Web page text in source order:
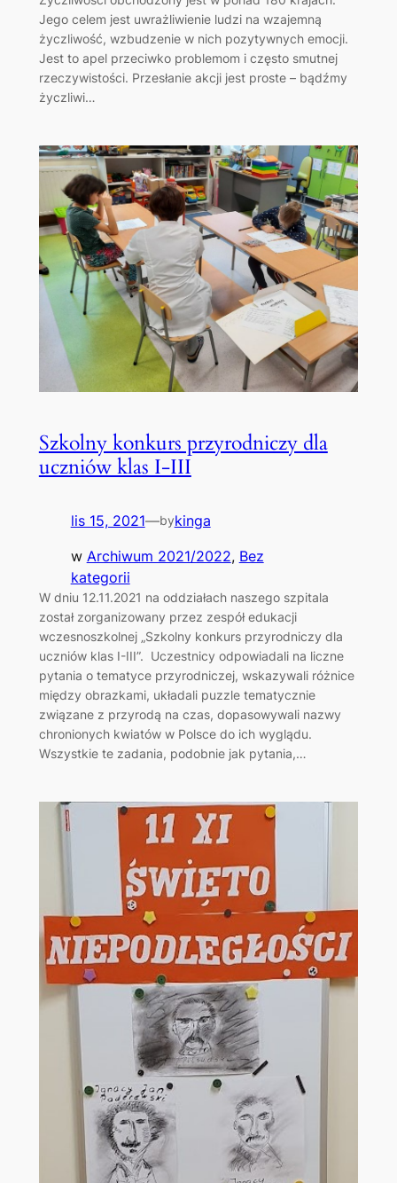
Jego celem jest uwrażliwienie ludzi na wzajemną
życzliwość, wzbudzenie w nich pozytywnych emocji.
Jest to apel przeciwko problemom i często smutnej
rzeczywistości. Przesłanie akcji jest proste – bądźmy
życzliwi…
Szkolny konkurs przyrodniczy dla
uczniów klas I-III
lis 15, 2021—bykinga
w Archiwum 2021/2022, Bez
kategorii
W dniu 12.11.2021 na oddziałach naszego szpitala
został zorganizowany przez zespół edukacji
wczesnoszkolnej „Szkolny konkurs przyrodniczy dla
uczniów klas I-III”. Uczestnicy odpowiadali na liczne
pytania o tematyce przyrodniczej, wskazywali różnice
między obrazkami, układali puzzle tematycznie
związane z przyrodą na czas, dopasowywali nazwy
chronionych kwiatów w Polsce do ich wyglądu.
Wszystkie te zadania, podobnie jak pytania,…